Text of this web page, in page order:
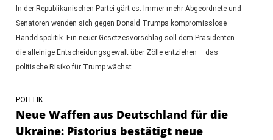
In der Republikanischen Partei gärt es: Immer mehr Abgeordnete und
Senatoren wenden sich gegen Donald Trumps kompromisslose
Handelspolitik. Ein neuer Gesetzesvorschlag soll dem Präsidenten
die alleinige Entscheidungsgewalt über Zölle entziehen – das
politische Risiko für Trump wächst.
POLITIK
Neue Waffen aus Deutschland für die
Ukraine: Pistorius bestätigt neue